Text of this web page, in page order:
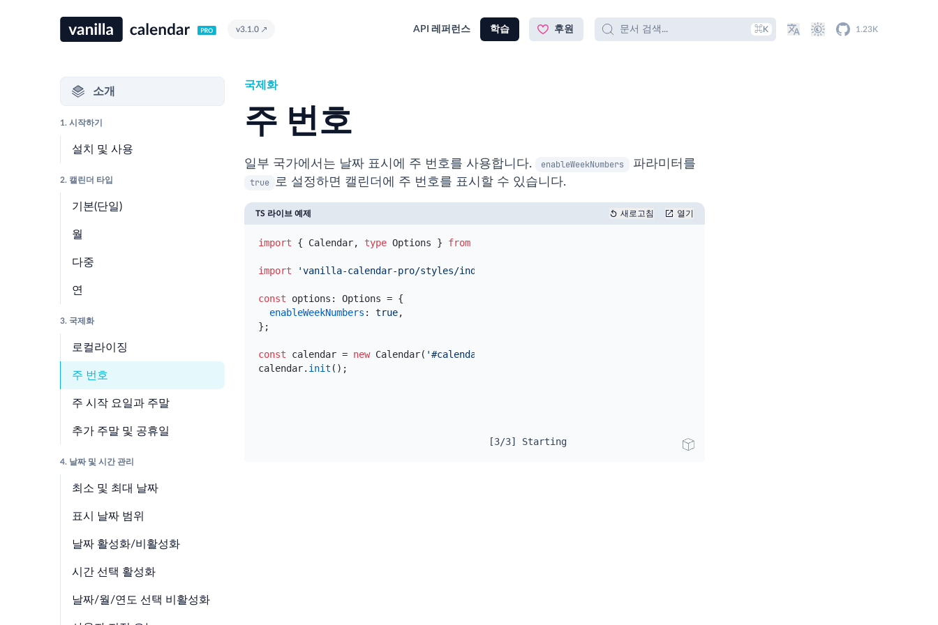
v3.1.0 API 레퍼런스 학습 후원 문서 검색... ⌘K 1.23K
소개
1. 시작하기
설치 및 사용
2. 캘린더 타입
기본(단일)
월
다중
연
3. 국제화
로컬라이징
주 번호
주 시작 요일과 주말
추가 주말 및 공휴일
4. 날짜 및 시간 관리
최소 및 최대 날짜
표시 날짜 범위
날짜 활성화/비활성화
시간 선택 활성화
날짜/월/연도 선택 비활성화
국제화
주 번호
일부 국가에서는 날짜 표시에 주 번호를 사용합니다. enableWeekNumbers 파라미터를
true 로 설정하면 캘린더에 주 번호를 표시할 수 있습니다.
TS 라이브 예제 새로고침 열기
import { Calendar, type Options } from
import 'vanilla-calendar-pro/styles/index.css'
const options : Options = {
enableWeekNumbers : true,
} ;
const calendar = new Calendar( '#calendar'
calendar. init ( ) ;
[3/3] Starting